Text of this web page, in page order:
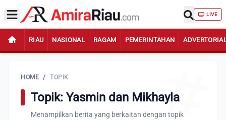
LIVE
RIAU NASIONAL RAGAM PEMERINTAHAN
HOME / TOPIK
Topik: Yasmin dan Mikhayla
Menampilkan berita yang berkaitan dengan topik